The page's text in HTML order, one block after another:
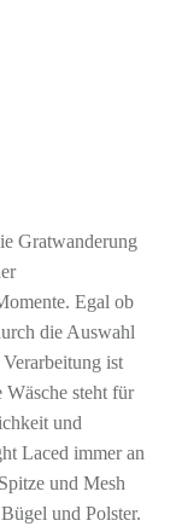
Gratwanderung
Egal ob
die Auswahl
ist
Wäsche steht für
und
Laced immer an
und Mesh
und Polster.